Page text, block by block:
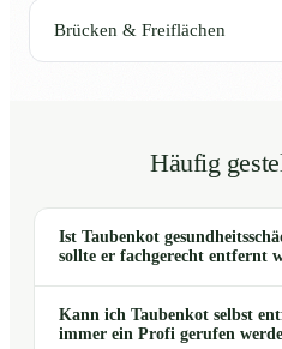
Brücken & Freiflächen
Häufig
Ist Taubenkot
sollte er fachgerecht entfernt
Kann ich Taubenkot selbst
immer ein Profi gerufen